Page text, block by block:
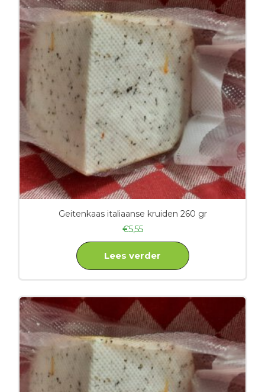
Geitenkaas italiaanse kruiden 260 gr
€5,55
Lees verder